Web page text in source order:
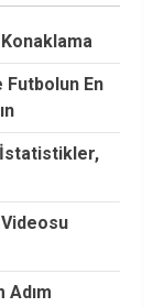
Futbolun En
İstatistikler,
Adım